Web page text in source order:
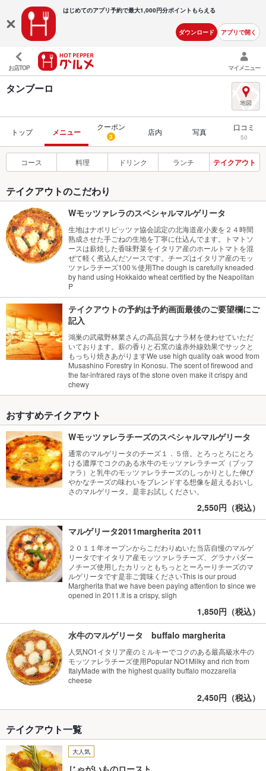
はじめてのアプリ予約で最大1,000円分ポイントもらえる
ダウンロード アプリで開く
お店TOP マイメニュー
タンブーロ
トップ メニュー
クーポン
3 店内 写真 口コミ
50
コース 料理 ドリンク ランチ テイクアウト
テイクアウトのこだわり
Wモッツァレラのスペシャルマルゲリータ
生地はナポリピッツァ協会認定の北海道産小麦を２４時間
熟成させた手ごねの生地を丁寧に仕込んでます。トマトソ
ースは薪焼した香味野菜をイタリア産のホールトマトを混
ぜて軽く煮込んだソースです。チーズはイタリア産のモッ
ツァレラチーズ100％使用The dough is carefully kneaded
by hand using Hokkaido wheat certified by the Neapolitan
P
テイクアウトの予約は予約画面最後のご要望欄にご
記入
鴻巣の武蔵野林業さんの高品質なナラ材を使わせていただ
いております。薪の香りと石窯の遠赤外線効果でサックと
もっちり焼きあがりますWe use high quality oak wood from
Musashino Forestry in Konosu. The scent of firewood and
the far-infrared rays of the stone oven make it crispy and
chewy
おすすめテイクアウト
Wモッツァレラチーズのスペシャルマルゲリータ
通常のマルゲリータのチーズ１．５倍。とろっとろにとろ
ける濃厚でコクのある水牛のモッツァレラチーズ（ブッフ
ァラ）と乳牛のモッツァレラチーズのしっかりとした伸び
やかなチーズの味わいをブレンドする想像を超えるおいし
さのマルゲリータ。是非お試しください。
2,550円（税込）
マルゲリータ2011margherita 2011
２０１１年オープンからこだわりぬいた当店自慢のマルゲ
リータですイタリア産モッツァレラチーズ、グラナパダー
ノチーズ使用したカリッともちっととーろーりチーズのマ
ルゲリータです是非ご賞味くださいThis is our proud
Margherita that we have been paying attention to since we
opened in 2011.It is a crispy, sligh
1,850円（税込）
水牛のマルゲリータ buffalo margherita
人気NO1イタリア産のミルキーでコクのある最高級水牛の
モッツァレラチーズ使用Popular NO1Milky and rich from
ItalyMade with the highest quality buffalo mozzarella
cheese
2,450円（税込）
テイクアウト一覧
大人気
じゃがいものロースト